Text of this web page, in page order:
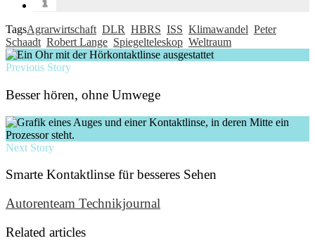
TagsAgrarwirtschaft DLR HBRS ISS Klimawandel Peter
Schaadt Robert Lange Spiegelteleskop Weltraum
Previous Story
Besser hören, ohne Umwege
Next Story
Smarte Kontaktlinse für besseres Sehen
Autorenteam Technikjournal
Related articles